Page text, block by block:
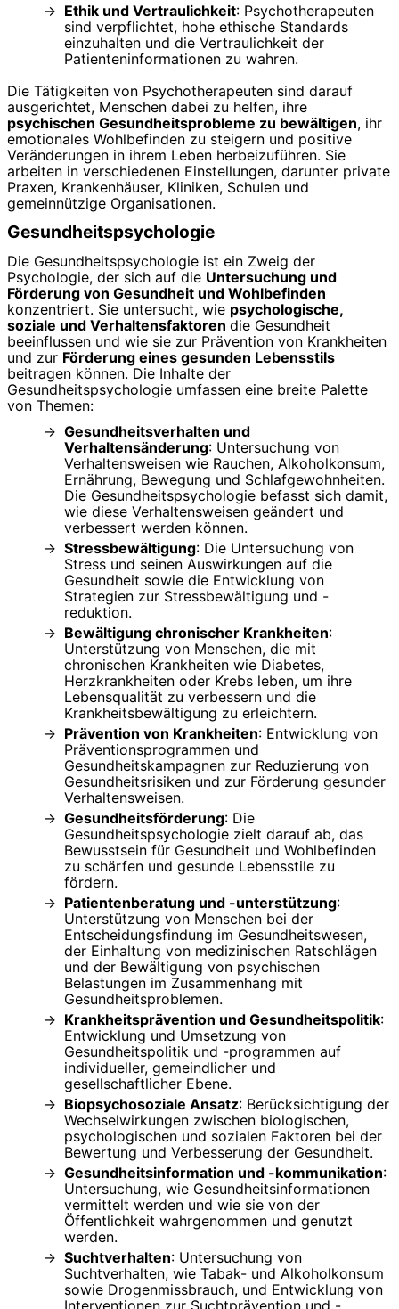
Ethik und Vertraulichkeit: Psychotherapeuten
sind verpflichtet, hohe ethische Standards
einzuhalten und die Vertraulichkeit der
Patienteninformationen zu wahren.
Die Tätigkeiten von Psychotherapeuten sind darauf
ausgerichtet, Menschen dabei zu helfen, ihre
psychischen Gesundheitsprobleme zu bewältigen, ihr
emotionales Wohlbefinden zu steigern und positive
Veränderungen in ihrem Leben herbeizuführen. Sie
arbeiten in verschiedenen Einstellungen, darunter private
Praxen, Krankenhäuser, Kliniken, Schulen und
gemeinnützige Organisationen.
Gesundheitspsychologie
Die Gesundheitspsychologie ist ein Zweig der
Psychologie, der sich auf die Untersuchung und
Förderung von Gesundheit und Wohlbefinden
konzentriert. Sie untersucht, wie psychologische,
soziale und Verhaltensfaktoren die Gesundheit
beeinflussen und wie sie zur Prävention von Krankheiten
und zur Förderung eines gesunden Lebensstils
beitragen können. Die Inhalte der
Gesundheitspsychologie umfassen eine breite Palette
von Themen:
Gesundheitsverhalten und
Verhaltensänderung: Untersuchung von
Verhaltensweisen wie Rauchen, Alkoholkonsum,
Ernährung, Bewegung und Schlafgewohnheiten.
Die Gesundheitspsychologie befasst sich damit,
wie diese Verhaltensweisen geändert und
verbessert werden können.
Stressbewältigung: Die Untersuchung von
Stress und seinen Auswirkungen auf die
Gesundheit sowie die Entwicklung von
Strategien zur Stressbewältigung und -
reduktion.
Bewältigung chronischer Krankheiten:
Unterstützung von Menschen, die mit
chronischen Krankheiten wie Diabetes,
Herzkrankheiten oder Krebs leben, um ihre
Lebensqualität zu verbessern und die
Krankheitsbewältigung zu erleichtern.
Prävention von Krankheiten: Entwicklung von
Präventionsprogrammen und
Gesundheitskampagnen zur Reduzierung von
Gesundheitsrisiken und zur Förderung gesunder
Verhaltensweisen.
Gesundheitsförderung: Die
Gesundheitspsychologie zielt darauf ab, das
Bewusstsein für Gesundheit und Wohlbefinden
zu schärfen und gesunde Lebensstile zu
fördern.
Patientenberatung und -unterstützung:
Unterstützung von Menschen bei der
Entscheidungsfindung im Gesundheitswesen,
der Einhaltung von medizinischen Ratschlägen
und der Bewältigung von psychischen
Belastungen im Zusammenhang mit
Gesundheitsproblemen.
Krankheitsprävention und Gesundheitspolitik:
Entwicklung und Umsetzung von
Gesundheitspolitik und -programmen auf
individueller, gemeindlicher und
gesellschaftlicher Ebene.
Biopsychosoziale Ansatz: Berücksichtigung der
Wechselwirkungen zwischen biologischen,
psychologischen und sozialen Faktoren bei der
Bewertung und Verbesserung der Gesundheit.
Gesundheitsinformation und -kommunikation:
Untersuchung, wie Gesundheitsinformationen
vermittelt werden und wie sie von der
Öffentlichkeit wahrgenommen und genutzt
werden.
Suchtverhalten: Untersuchung von
Suchtverhalten, wie Tabak- und Alkoholkonsum
sowie Drogenmissbrauch, und Entwicklung von
Interventionen zur Suchtprävention und -